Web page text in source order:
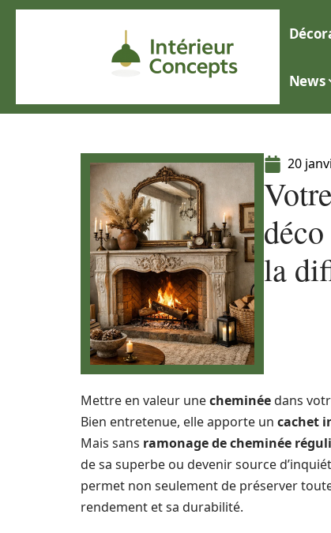
News
20
la
Mettre en valeur unecheminéedans
Bien entretenue, elle apporte un cachet
Mais sans ramonage de cheminée
de sa superbe ou devenir source
permet non seulement de préserver
rendement et sa durabilité.